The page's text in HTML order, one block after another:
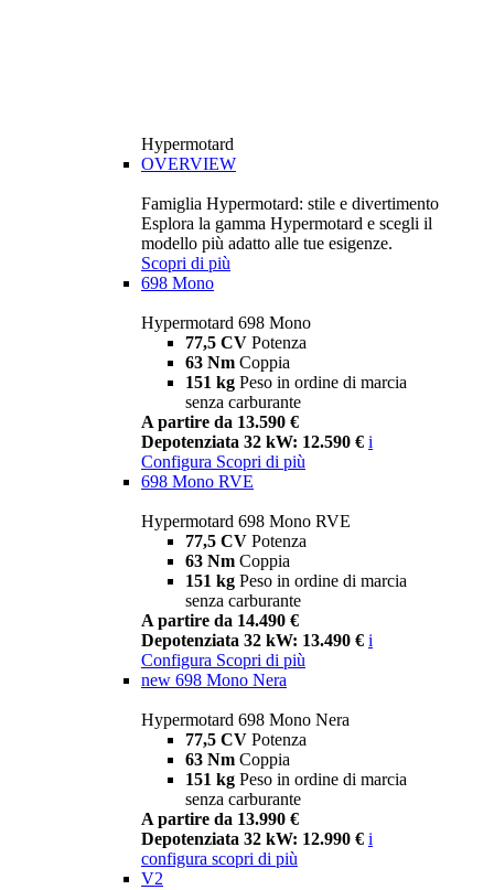
Hypermotard
OVERVIEW
Famiglia Hypermotard: stile e divertimento
Esplora la gamma Hypermotard e scegli il
modello più adatto alle tue esigenze.
Scopri di più
698 Mono
Hypermotard 698 Mono
77,5 CV Potenza
63 Nm Coppia
151 kg Peso in ordine di marcia
senza carburante
A partire da 13.590 €
Depotenziata 32 kW: 12.590 € i
Configura Scopri di più
698 Mono RVE
Hypermotard 698 Mono RVE
77,5 CV Potenza
63 Nm Coppia
151 kg Peso in ordine di marcia
senza carburante
A partire da 14.490 €
Depotenziata 32 kW: 13.490 € i
Configura Scopri di più
new 698 Mono Nera
Hypermotard 698 Mono Nera
77,5 CV Potenza
63 Nm Coppia
151 kg Peso in ordine di marcia
senza carburante
A partire da 13.990 €
Depotenziata 32 kW: 12.990 € i
configura scopri di più
V2